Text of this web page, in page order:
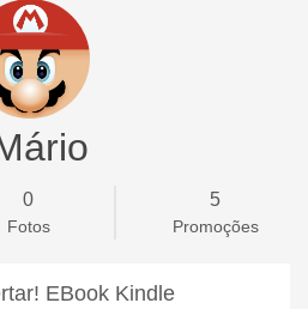
0
Fotos
5
Promoções
EBook Kindle